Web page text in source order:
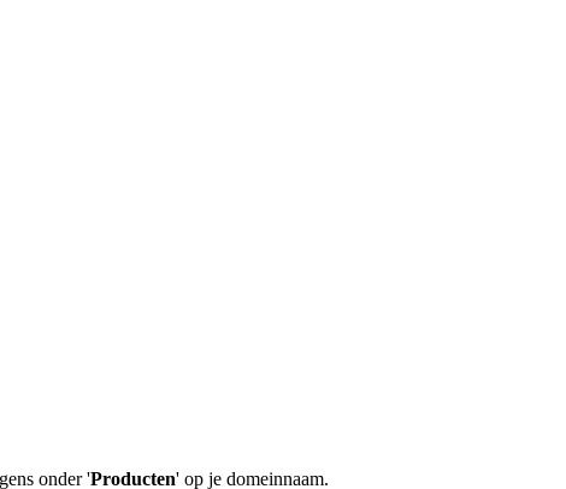
onder 'Producten' op je domeinnaam.